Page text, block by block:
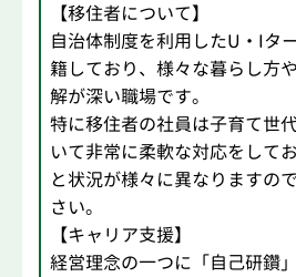
【移住者について】
自治体制度を利用したU・Iタ
籍しており、様々な暮らし方
解が深い職場です。
特に移住者の社員は子育て世
いて非常に柔軟な対応をして
と状況が様々に異なりますの
さい。
【キャリア支援】
経営理念の一つに「自己研鑽